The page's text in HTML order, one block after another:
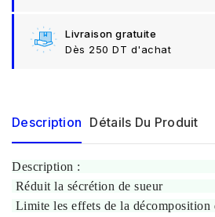
Livraison gratuite
Dès 250 DT d'achat
Description Détails Du Produit
Description :
Réduit la sécrétion de sueur
Limite les effets de la décomposition